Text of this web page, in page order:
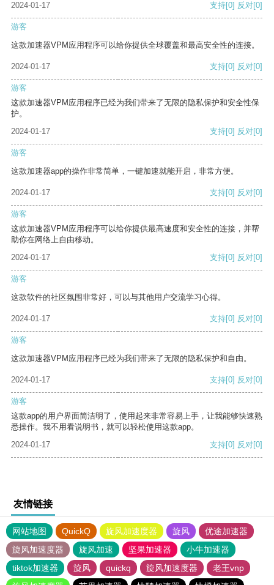
2024-01-17
支持[0] 反对[0]
游客
这款加速器VPM应用程序可以给你提供全球覆盖和最高安全性的连接。
2024-01-17 支持[0] 反对[0]
游客
这款加速器VPM应用程序已经为我们带来了无限的隐私保护和安全性保
护。
2024-01-17
支持[0] 反对[0]
游客
这款加速器app的操作非常简单，一键加速就能开启，非常方便。
2024-01-17 支持[0] 反对[0]
游客
这款加速器VPM应用程序可以给你提供最高速度和安全性的连接，并帮
助你在网络上自由移动。
2024-01-17
支持[0] 反对[0]
游客
这款软件的社区氛围非常好，可以与其他用户交流学习心得。
2024-01-17 支持[0] 反对[0]
游客
这款加速器VPM应用程序已经为我们带来了无限的隐私保护和自由。
2024-01-17 支持[0] 反对[0]
游客
这款app的用户界面简洁明了，使用起来非常容易上手，让我能够快速熟
悉操作。我不用看说明书，就可以轻松使用这款app。
2024-01-17
支持[0] 反对[0]
友情链接
网站地图 QuickQ 旋风加速度器 旋风
优途加速器
旋风加速度器
旋风加速 坚果加速器
小牛加速器
tiktok加速器
旋风 quickq 旋风加速度器
老王vnp